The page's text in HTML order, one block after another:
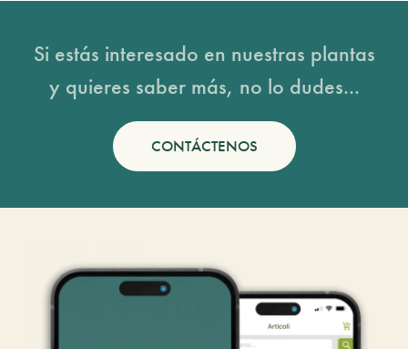
Si estás interesado en nuestras plantas
y quieres saber más, no lo dudes...
CONTÁCTENOS